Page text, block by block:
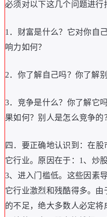
必须对以下这几个问题进行
1 ． 财富是什么？ 它对你自
响力如何？
2． 你了解自己吗？ 你了解
3． 竞争是什么？ 你了解它
果如何？ 别人是怎么竞争的
四 ． 要正确地认识到 ：在股
它行业。 原因在于 ： 1 、 炒
3、 进入门槛低。 这些因素
它行业激烈和残酷得多。 由
的不足 ，绝大多数人必定将